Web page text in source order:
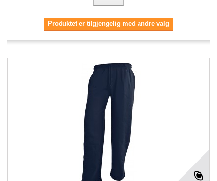
Produktet er tilgjengelig med andre valg